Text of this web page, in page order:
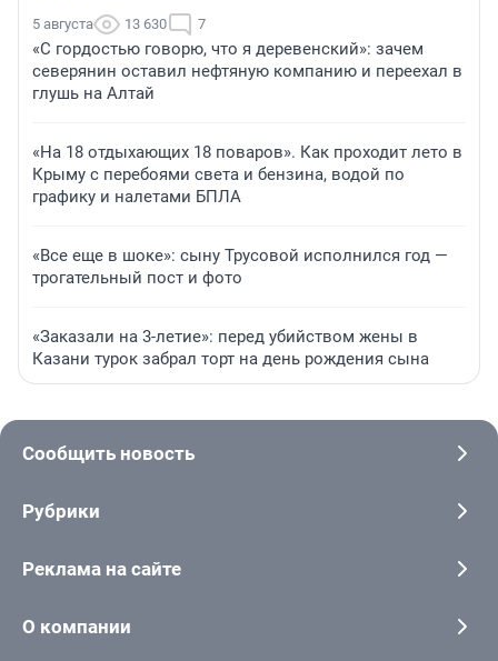
5 августа 13 630 7
«С гордостью говорю, что я деревенский»: зачем
северянин оставил нефтяную компанию и переехал в
глушь на Алтай
«На 18 отдыхающих 18 поваров». Как проходит лето в
Крыму с перебоями света и бензина, водой по
графику и налетами БПЛА
«Все еще в шоке»: сыну Трусовой исполнился год —
трогательный пост и фото
«Заказали на 3-летие»: перед убийством жены в
Казани турок забрал торт на день рождения сына
Сообщить новость
Рубрики
Реклама на сайте
О компании